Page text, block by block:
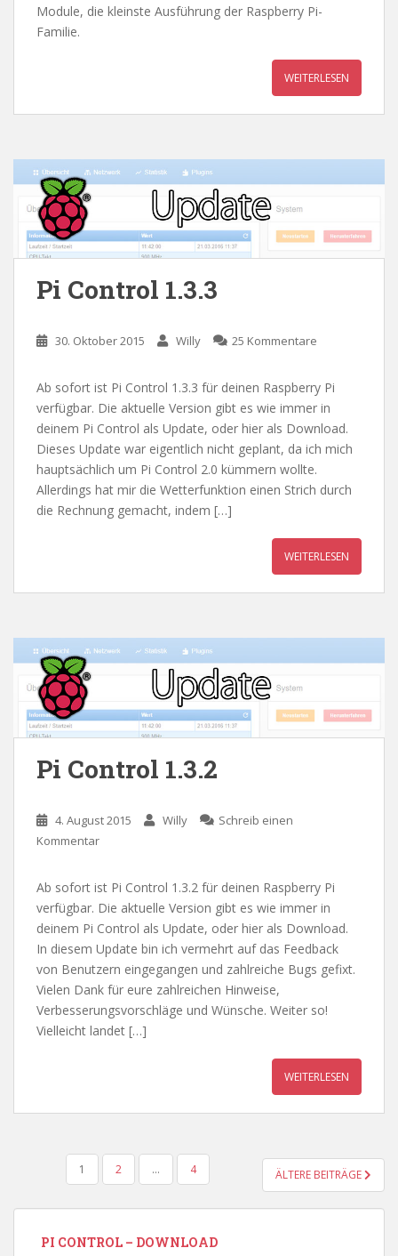
Module, die kleinste Ausführung der Raspberry Pi-
Familie.
WEITERLESEN
Pi Control 1.3.3
30. Oktober 2015 Willy 25 Kommentare
Ab sofort ist Pi Control 1.3.3 für deinen Raspberry Pi
verfügbar. Die aktuelle Version gibt es wie immer in
deinem Pi Control als Update, oder hier als Download.
Dieses Update war eigentlich nicht geplant, da ich mich
hauptsächlich um Pi Control 2.0 kümmern wollte.
Allerdings hat mir die Wetterfunktion einen Strich durch
die Rechnung gemacht, indem […]
WEITERLESEN
Pi Control 1.3.2
4. August 2015 Willy
Schreib einen
Kommentar
Ab sofort ist Pi Control 1.3.2 für deinen Raspberry Pi
verfügbar. Die aktuelle Version gibt es wie immer in
deinem Pi Control als Update, oder hier als Download.
In diesem Update bin ich vermehrt auf das Feedback
von Benutzern eingegangen und zahlreiche Bugs gefixt.
Vielen Dank für eure zahlreichen Hinweise,
Verbesserungsvorschläge und Wünsche. Weiter so!
Vielleicht landet […]
WEITERLESEN
SEITENNUMMERIERUNG
BEITRÄGE
1 2 … 4 ÄLTERE BEITRÄGE
PI CONTROL – DOWNLOAD